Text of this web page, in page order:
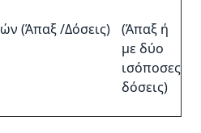
(Άπαξ /Δόσεις)
(Άπαξ ή
με δύο
ισόποσες
δόσεις)